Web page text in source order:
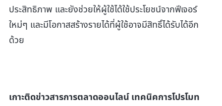
ประสิทธิภาพ และยังช่วยให้ผู้ใช้ได้ใช้ประโยชน์จากฟีเจอร์
ใหม่ๆ และมีโอกาสสร้างรายได้ที่ผู้ใช้อาจมีสิทธิ์ได้รับได้อีก
ด้วย
เกาะติดข่าวสารการตลาดออนไลน์ เทคนิคการโปรโมท